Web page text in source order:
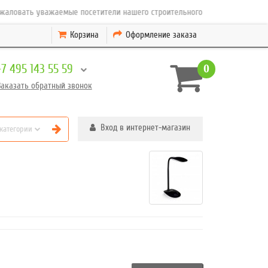
уважаемые посетители нашего строительного интернет
Корзина Оформление заказа
495 143 55 59
обратный звонок
0
Вход в интернет-магазин